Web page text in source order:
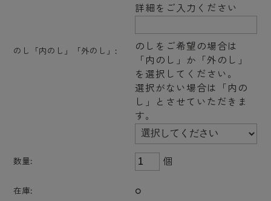
詳細をご入力ください
のし「内のし」「外のし」:
のしをご希望の場合は
「内のし」か「外のし」
を選択してください。
選択がない場合は「内の
し」とさせていただきま
す。
数量: 個
在庫: ○